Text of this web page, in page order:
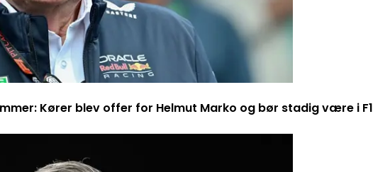
Kører blev offer for Helmut Marko og bør stadig være i F1